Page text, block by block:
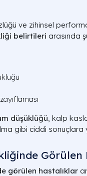
ve zihinsel
belirtileri arasında
düşüklüğü, kalp
gibi ciddi sonuçlara
Görülen
görülen hastalıklar